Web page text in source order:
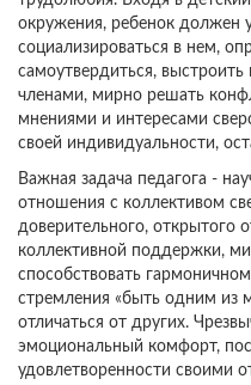
окружения, ребенок должен
социализироваться в нем,
самоутвердиться,
членами, мирно решать
мнениями и интересами
своей индивидуальности,
Важная задача педагога -
отношения с коллективом
доверительного, открытого
коллективной поддержки,
способствовать
стремления «быть одним из
отличаться от других.
эмоциональный комфорт,
удовлетворенности своими